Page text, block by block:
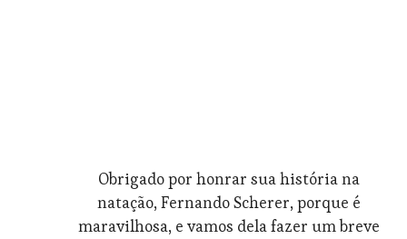
Obrigado por honrar sua história na
natação, Fernando Scherer, porque é
maravilhosa, e vamos dela fazer um breve